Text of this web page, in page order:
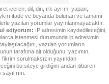
içeren; dil, din, ırk ayrımı yapan;
ifade ve beyanda bulunan ve tamamı
yazılan yorumlar yayınlanmayacaktır.
ediyorum: IP adresimin kaydedileceğini,
istenmesi durumunda ip adresimin
yazılan yorumların
tarafıma ait olduğunu, yazımın,
sorulmaksızın yayından
bu siteye girdiğim andan itibaren